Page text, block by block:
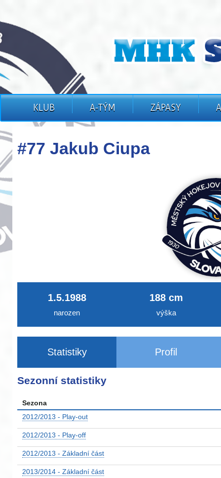
KLUB A-TÝM ZÁPASY
#77 Jakub Ciupa
1.5.1988
narozen
188 cm
výška
Statistiky Profil
Sezonní statistiky
Sezona
2012/2013 - Play-out
2012/2013 - Play-off
2012/2013 - Základní část
2013/2014 - Základní část